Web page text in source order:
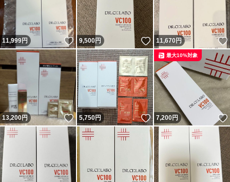
11,999円 いいね！
9,500円 いいね！
11,670円
13,200円 いいね！
5,750円 いいね！
7,200円
最大10%対象